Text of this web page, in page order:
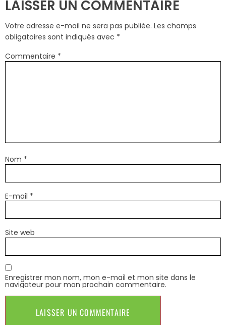
LAISSER UN COMMENTAIRE
Votre adresse e-mail ne sera pas publiée. Les champs
obligatoires sont indiqués avec *
Commentaire *
Nom *
E-mail *
Site web
Enregistrer mon nom, mon e-mail et mon site dans le
navigateur pour mon prochain commentaire.